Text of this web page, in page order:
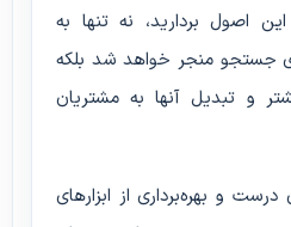
اصول بردارید، نه تنها به
جستجو منجر خواهد شد بلکه
و تبدیل آنها به مشتریان
درست و بهره‌برداری از ابزارهای